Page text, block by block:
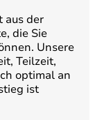
aus der
die Sie
Unsere
Teilzeit,
optimal an
ist